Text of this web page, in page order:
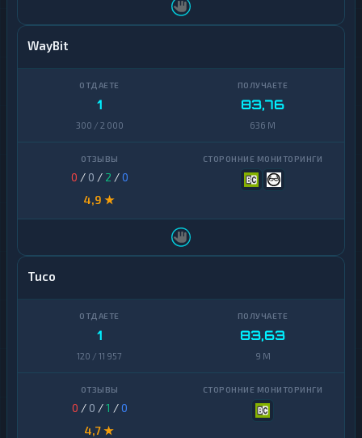
WayBit
1
300 / 2 000
83,76
636 M
0 / 0 / 2 /0
4,9 ★
Tuco
1
120 / 11 957
83,63
9 M
0 / 0 /1 /0
4,7 ★